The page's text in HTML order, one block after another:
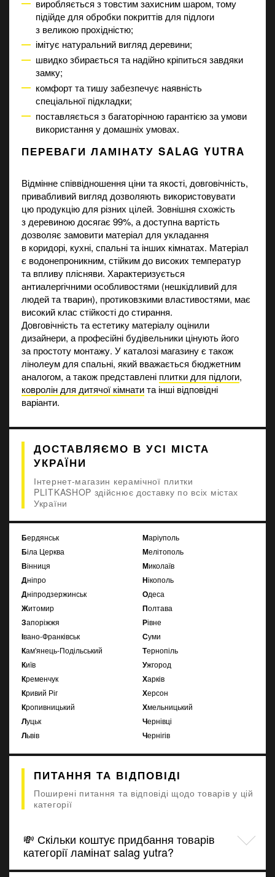
виробляється з товстим захисним шаром, тому
підійде для обробки покриттів для підлоги
з великою прохідністю;
імітує натуральний вигляд деревини;
швидко збирається та надійно кріпиться завдяки
замку;
комфорт та тишу забезпечує наявність
спеціальної підкладки;
поставляється з багаторічною гарантією за умови
використання у домашніх умовах.
ПЕРЕВАГИ ЛАМІНАТУ SALAG YUTRA
Відмінне співвідношення ціни та якості, довговічність,
привабливий вигляд дозволяють використовувати
цю продукцію для різних цілей. Зовнішня схожість
з деревиною досягає 99%, а доступна вартість
дозволяє замовити матеріал для укладання
в коридорі, кухні, спальні та інших кімнатах. Матеріал
є водонепроникним, стійким до високих температур
та впливу плісняви. Характеризується
антиалергічними особливостями (нешкідливий для
людей та тварин), протиковзкими властивостями, має
високий клас стійкості до стирання.
Довговічність та естетику матеріалу оцінили
дизайнери, а професійні будівельники цінують його
за простоту монтажу. У каталозі магазину є також
лінолеум для спальні, який вважається бюджетним
аналогом, а також представлені плитки для підлоги,
ковролін для дитячої кімнатита інші відповідні
варіанти.
ДОСТАВЛЯЄМО В УСІ МІСТА
УКРАЇНИ
Інтернет-магазин керамічної плитки
PLITKASHOP здійснює доставку по всіх містах
України
Бердянськ
Біла Церква
Вінниця
Дніпро
Дніпродзержинськ
Житомир
Запоріжжя
Івано-Франківськ
Кам'янець-Подільський
Київ
Кременчук
Кривий Ріг
Кропивницький
Луцьк
Львів
Маріуполь
Мелітополь
Миколаїв
Нікополь
Одеса
Полтава
Рівне
Суми
Тернопіль
Ужгород
Харків
Херсон
Хмельницький
Чернівці
Чернігів
ПИТАННЯ ТА ВІДПОВІДІ
Поширені питання та відповіді щодо товарів у цій
категорії
💸 Скільки коштує придбання товарів
категорії ламінат salag yutra?